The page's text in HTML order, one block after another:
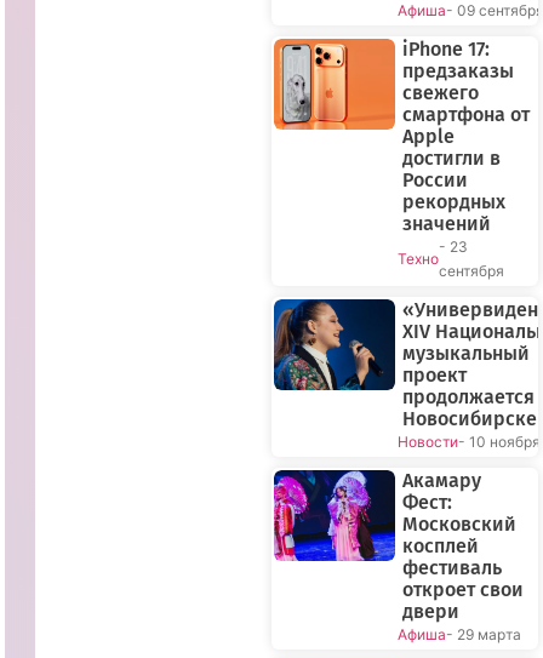
Афиша- 09 сентября
iPhone 17:
предзаказы
свежего
смартфона от
Apple
достигли в
России
рекордных
значений
Техно
- 23
сентября
XIV
музыкальный
проект
продолжается
Новосибирске
Новости- 10 ноября
Акамару
Фест:
Московский
косплей
фестиваль
откроет свои
двери
Афиша- 29 марта